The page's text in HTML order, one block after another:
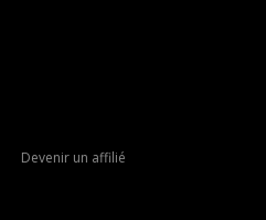
Devenir un affilié